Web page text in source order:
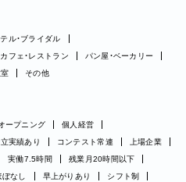
ル・ブライダル
カフェ・レストラン
パン屋・ベーカリー
室 その他
ープニング
個人経営
実績あり コンテスト常連
上場企業
実働7.5時間
残業月20時間以下
なし 早上がりあり
シフト制